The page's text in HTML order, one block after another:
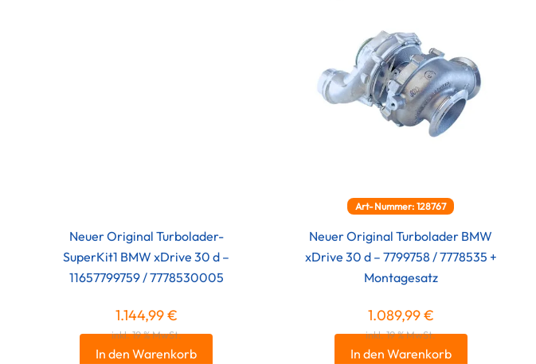
Neuer Original Turbolader-
SuperKit1 BMW xDrive 30 d –
11657799759 / 7778530005
1.144,99€
inkl. 19 % MwSt.
In den Warenkorb
Art-Nummer: 128767
Neuer Original Turbolader BMW
xDrive 30 d – 7799758 / 7778535 +
Montagesatz
1.089,99€
inkl. 19 % MwSt.
In den Warenkorb